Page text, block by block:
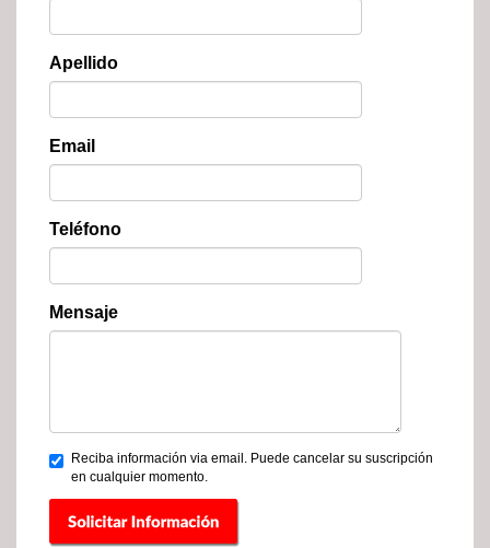
Apellido
Email
Teléfono
Mensaje
Reciba información via email. Puede cancelar su suscripción
en cualquier momento.